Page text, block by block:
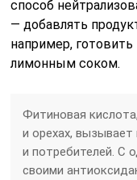
способ
— добавлять
например,
лимонным соком.
Фитиновая
и орехах,
и потребителей. С
своими